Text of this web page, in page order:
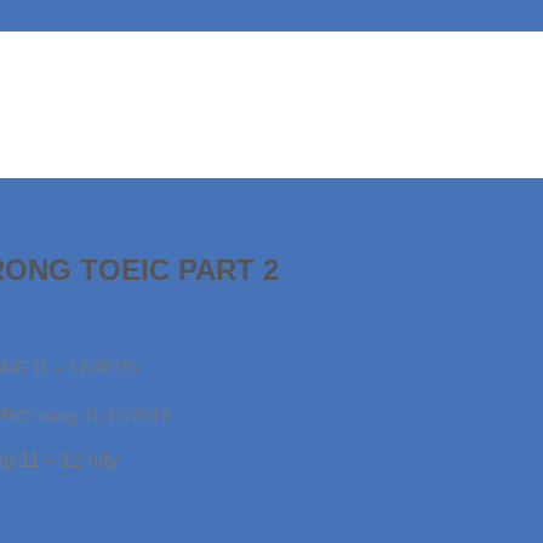
TOEIC PART 2
11 – 12/2019)
tháng 11-12/2019.
11 – 12 này.